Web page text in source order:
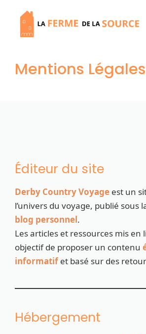
contenu
Mentions Légales
Éditeur du site
Derby Country Voyage est un
l’univers du voyage, publié sous
blog personnel.
Les articles et ressources mis en
objectif de proposer un contenu
informatifet basé sur des
Hébergement